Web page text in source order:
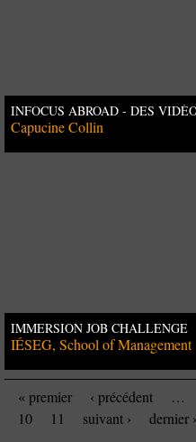
INFOCUS ABROAD - DES
DE COMMUNICATION
BÉNÉVOLES POUR DES PROJETS
Capucine Collin
IMMERSION JOB CHALLENGE
IÉSEG, School of Management
« premier ‹ précédent …
10
11 suivant › dernier